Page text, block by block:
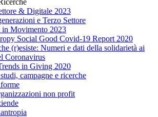
& Digitale 2023
e Terzo Settore
in Movimento 2023
Social Good Covid-19 Report 2020
(r)esiste: Numeri e dati della solidarietà ai
Coronavirus
in Giving 2020
campagne e ricerche
non profit